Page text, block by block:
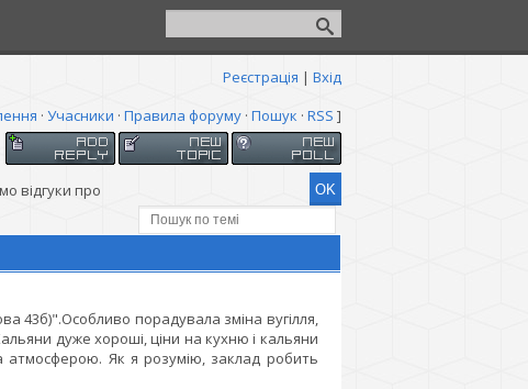
Реєстрація | Вхід
· Учасники · Правила форуму· Пошук · RSS ]
відгуки про
43б)".Особливо порадувала зміна вугілля,
дуже хороші, ціни на кухню і кальяни
Як я розумію, заклад робить